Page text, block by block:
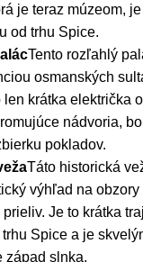
je teraz múzeom,
od trhu Spice.
Tento rozľahlý
osmanských
len krátka električka
nádvoria,
pokladov.
Táto historická
výhľad na obzory
prieliv. Je to krátka
Spice a je
západ slnka.